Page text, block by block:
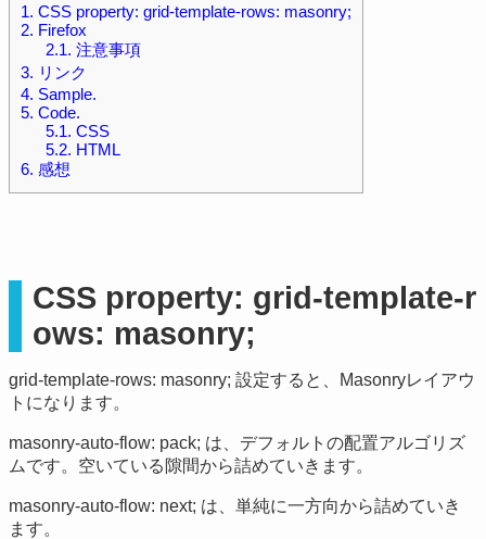
1. CSS property: grid-template-rows: masonry;
2. Firefox
2.1. 注意事項
3. リンク
4. Sample.
5. Code.
5.1. CSS
5.2. HTML
6. 感想
CSS property: grid-template-r
ows: masonry;
grid-template-rows: masonry; 設定すると、Masonryレイアウ
トになります。
masonry-auto-flow: pack; は、デフォルトの配置アルゴリズ
ムです。空いている隙間から詰めていきます。
masonry-auto-flow: next; は、単純に一方向から詰めていき
ます。